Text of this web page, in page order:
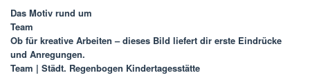
Das Motiv rund um
Team
Ob für kreative Arbeiten – dieses Bild liefert dir erste Eindrücke
und Anregungen.
Team | Städt. Regenbogen Kindertagesstätte